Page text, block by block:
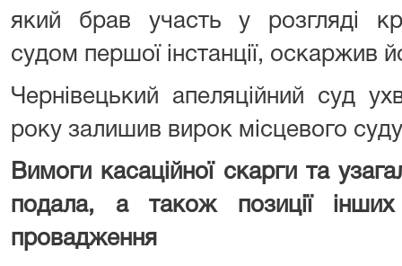
який брав участь у розгляді
судом першої інстанції, оскаржив
Чернівецький апеляційний суд
року залишив вирок місцевого
Вимоги касаційної скарги та
подала, а також позиції інших
провадження